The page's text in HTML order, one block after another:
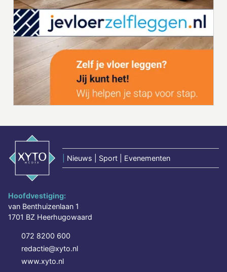
Nieuws | Sport | Evenementen
Hoofdvestiging:
van Benthuizenlaan 1
1701 BZ Heerhugowaard
072 8200 600
redactie@xyto.nl
www.xyto.nl